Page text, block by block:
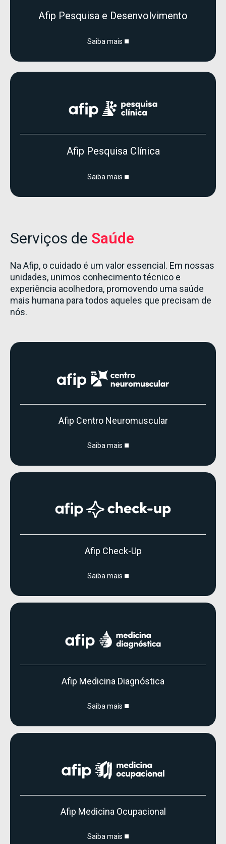
Afip Pesquisa e Desenvolvimento
Saiba mais
Afip Pesquisa Clínica
Saiba mais
Serviços de Saúde
Na Afip, o cuidado é um valor essencial. Em nossas
unidades, unimos conhecimento técnico e
experiência acolhedora, promovendo uma saúde
mais humana para todos aqueles que precisam de
nós.
Afip Centro Neuromuscular
Saiba mais
Afip Check-Up
Saiba mais
Afip Medicina Diagnóstica
Saiba mais
Afip Medicina Ocupacional
Saiba mais